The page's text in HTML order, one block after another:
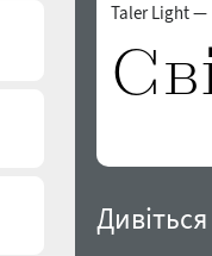
Taler Light —